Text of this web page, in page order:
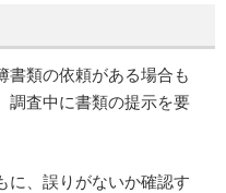
書類の依頼がある場合も
調査中に書類の提示を要
に、誤りがないか確認す